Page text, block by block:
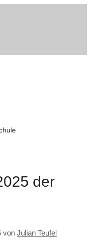
der
von Julian Teufel